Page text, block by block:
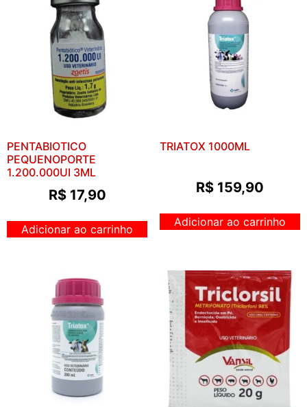
PENTABIOTICO
PEQUENOPORTE
1.200.000UI 3ML
R$17,90
Adicionar ao carrinho
TRIATOX 1000ML
R$159,90
Adicionar ao carrinho